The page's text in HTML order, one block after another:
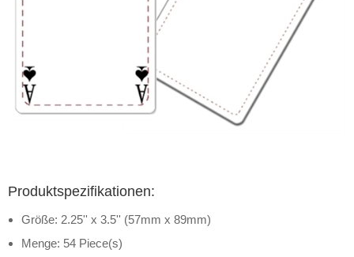
Produktspezifikationen:
Größe: 2.25'' x 3.5'' (57mm x 89mm)
Menge: 54 Piece(s)